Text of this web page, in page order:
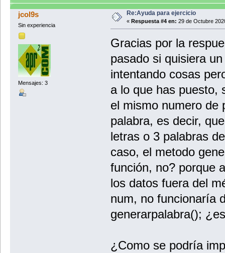
return palabra;
}
jcol9s
Sin experiencia
Mensajes: 3
Re:Ayuda para ejercicio
« Respuesta #4 en: 29 de Octubre
Gracias por la
pasado si quisiera
intentando cosas
a lo que has puesto,
el mismo numero de
palabra, es decir,
letras o 3 palabras
caso, el metodo
función, no? porque
los datos fuera del
num, no funcionaría
generarpalabra();
¿Como se podría